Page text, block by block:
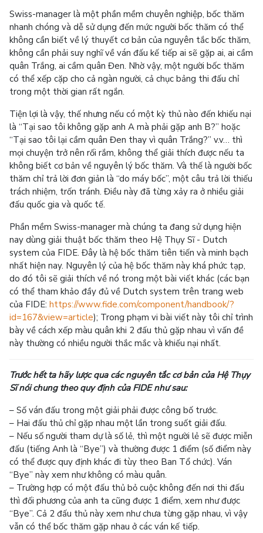
Swiss-manager là một phần mềm chuyên nghiệp, bốc thăm
nhanh chóng và dễ sử dụng đến mức người bốc thăm có thể
không cần biết về lý thuyết cơ bản của nguyên tắc bốc thăm,
không cần phải suy nghĩ về ván đấu kế tiếp ai sẽ gặp ai, ai cầm
quân Trắng, ai cầm quân Đen. Nhờ vậy, một người bốc thăm
có thể xếp cặp cho cả ngàn người, cả chục bảng thi đấu chỉ
trong một thời gian rất ngắn.
Tiện lợi là vậy, thế nhưng nếu có một kỳ thủ nào đến khiếu nại
là “Tại sao tôi không gặp anh A mà phải gặp anh B?” hoặc
“Tại sao tôi lại cầm quân Đen thay vì quân Trắng?” v.v… thì
mọi chuyện trở nên rối rắm, không thể giải thích được nếu ta
không biết cơ bản về nguyên lý bốc thăm. Và thế là người bốc
thăm chỉ trả lời đơn giản là “do máy bốc”, một câu trả lời thiếu
trách nhiệm, trốn tránh. Điều này đã từng xảy ra ở nhiều giải
đấu quốc gia và quốc tế.
Phần mềm Swiss-manager mà chúng ta đang sử dụng hiện
nay dùng giải thuật bốc thăm theo Hệ Thụy Sĩ - Dutch
system của FIDE. Đây là hệ bốc thăm tiên tiến và minh bạch
nhất hiện nay. Nguyên lý của hệ bốc thăm này khá phức tạp,
do đó tôi sẽ giải thích về nó trong một bài viết khác (các bạn
có thể tham khảo đầy đủ về Dutch system trên trang web
của FIDE: https://www.fide.com/component/handbook/?
id=167&view=article); Trong phạm vi bài viết này tôi chỉ trình
bày về cách xếp màu quân khi 2 đấu thủ gặp nhau vì vấn đề
này thường có nhiều người thắc mắc và khiếu nại nhất.
Trước hết ta hãy lược qua các nguyên tắc cơ bản của Hệ Thụy
Sĩ nói chung theo quy định của FIDE như sau:
– Số ván đấu trong một giải phải được công bố trước.
– Hai đấu thủ chỉ gặp nhau một lần trong suốt giải đấu.
– Nếu số người tham dự là số lẻ, thì một người lẻ sẽ được miễn
đấu (tiếng Anh là “Bye”) và thường được 1 điểm (số điểm này
có thể được quy định khác đi tùy theo Ban Tổ chức). Ván
“Bye” này xem như không có màu quân.
– Trường hợp có một đấu thủ bỏ cuộc không đến nơi thi đấu
thì đối phương của anh ta cũng được 1 điểm, xem như được
“Bye”. Cả 2 đấu thủ này xem như chưa từng gặp nhau, vì vậy
vẫn có thể bốc thăm gặp nhau ở các ván kế tiếp.